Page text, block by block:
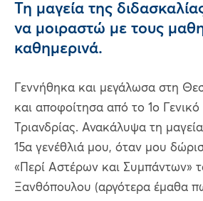
Τη μαγεία της
να μοιραστώ με τους
καθημερινά.
Γεννήθηκα και μεγάλωσα στη
και αποφοίτησα από το 1ο Γενικό
Τριανδρίας. Ανακάλυψα τη
15α γενέθλιά μου, όταν μου
«Περί Αστέρων και Συμπάντων»
Ξανθόπουλου (αργότερα έμαθα